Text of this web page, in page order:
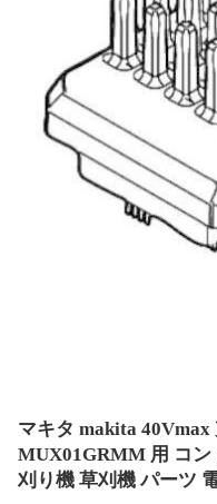
マキタ makita
MUX01GRMM 用 コン
刈り機 草刈機 パーツ